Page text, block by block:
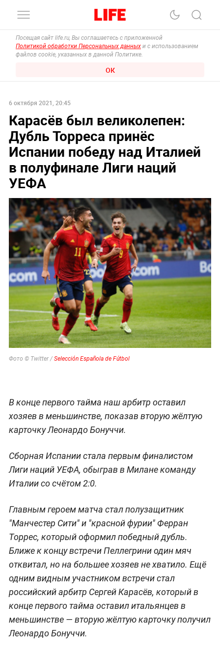
Посещая сайт life.ru, Вы соглашаетесь с приложенной
Политикой обработки Персональных данных и с использованием
файлов cookie, указанных в данной Политике.
ОК
6 октября 2021, 20:45
Карасёв был великолепен:
Дубль Торреса принёс
Испании победу над Италией
в полуфинале Лиги наций
УЕФА
Фото © Twitter / Selección Española de Fútbol
В конце первого тайма наш арбитр оставил
хозяев в меньшинстве, показав вторую жёлтую
карточку Леонардо Бонуччи.
Сборная Испании стала первым финалистом
Лиги наций УЕФА, обыграв в Милане команду
Италии со счётом 2:0.
Главным героем матча стал полузащитник
"Манчестер Сити" и "красной фурии" Ферран
Торрес, который оформил победный дубль.
Ближе к концу встречи Пеллегрини один мяч
отквитал, но на большее хозяев не хватило. Ещё
одним видным участником встречи стал
российский арбитр Сергей Карасёв, который в
конце первого тайма оставил итальянцев в
меньшинстве — вторую жёлтую карточку получил
Леонардо Бонуччи.